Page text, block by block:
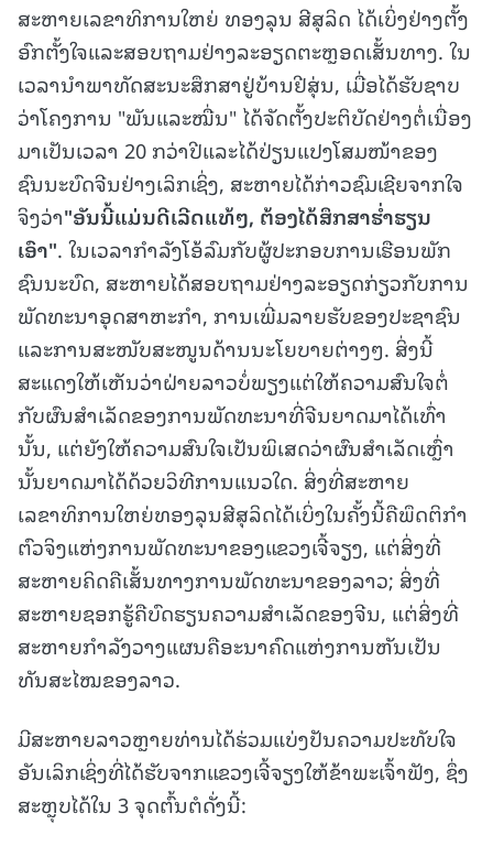
ສະຫາຍເລຂາທິການໃຫຍ່ ທອງລຸນ ສີສຸລິດ ໄດ້ເບິ່ງຢ່າງຕັ້ງ
ອົກຕັ້ງໃຈແລະສອບຖາມຢ່າງລະອຽດຕະຫຼອດເສັ້ນທາງ. ໃນ
ເວລານຳພາທັດສະນະສຶກສາຢູ່ບ້ານຢີສຸ່ນ, ເມື່ອໄດ້ຮັບຊາບ
ວ່າໂຄງການ "ພັນແລະໝື່ນ" ໄດ້ຈັດຕັ້ງປະຕິບັດຢ່າງຕໍ່ເນື່ອງ
ມາເປັນເວລາ 20 ກວ່າປີແລະໄດ້ປ່ຽນແປງໂສມໜ້າຂອງ
ຊົນນະບົດຈີນຢ່າງເລິກເຊິ່ງ, ສະຫາຍໄດ້ກ່າວຊົມເຊີຍຈາກໃຈ
ຈິງວ່າ"ອັນນີ້ແມ່ນດີເລີດແທ້ໆ, ຕ້ອງໄດ້ສຶກສາຮ່ຳຮຽນ
ເອົາ". ໃນເວລາກຳລັງໂອ້ລົມກັບຜູ້ປະກອບການເຮືອນພັກ
ຊົນນະບົດ, ສະຫາຍໄດ້ສອບຖາມຢ່າງລະອຽດກ່ຽວກັບການ
ພັດທະນາອຸດສາຫະກຳ, ການເພີ່ມລາຍຮັບຂອງປະຊາຊົນ
ແລະການສະໜັບສະໜູນດ້ານນະໂຍບາຍຕ່າງໆ. ສິ່ງນີ້
ສະແດງໃຫ້ເຫັນວ່າຝ່າຍລາວບໍ່ພຽງແຕ່ໃຫ້ຄວາມສົນໃຈຕໍ່
ກັບຜົນສຳເລັດຂອງການພັດທະນາທີ່ຈີນຍາດມາໄດ້ເທົ່າ
ນັ້ນ, ແຕ່ຍັງໃຫ້ຄວາມສົນໃຈເປັນພິເສດວ່າຜົນສຳເລັດເຫຼົ່າ
ນັ້ນຍາດມາໄດ້ດ້ວຍວິທີການແນວໃດ. ສິ່ງທີ່ສະຫາຍ
ເລຂາທິການໃຫຍ່ທອງລຸນສີສຸລິດໄດ້ເບິ່ງໃນຄັ້ງນີ້ຄືພຶດຕິກຳ
ຕົວຈິງແຫ່ງການພັດທະນາຂອງແຂວງເຈີ້ຈຽງ, ແຕ່ສິ່ງທີ່
ສະຫາຍຄິດຄືເສັ້ນທາງການພັດທະນາຂອງລາວ; ສິ່ງທີ່
ສະຫາຍຊອກຮູ້ຄືບົດຮຽນຄວາມສຳເລັດຂອງຈີນ, ແຕ່ສິ່ງທີ່
ສະຫາຍກຳລັງວາງແຜນຄືອະນາຄົດແຫ່ງການຫັນເປັນ
ທັນສະໄໝຂອງລາວ.
ມີສະຫາຍລາວຫຼາຍທ່ານໄດ້ຮ່ວມແບ່ງປັນຄວາມປະທັບໃຈ
ອັນເລິກເຊິ່ງທີ່ໄດ້ຮັບຈາກແຂວງເຈີ້ຈຽງໃຫ້ຂ້າພະເຈົ້າຟັງ, ຊຶ່ງ
ສະຫຼຸບໄດ້ໃນ 3 ຈຸດຕົ້ນຕໍດັ່ງນີ້: